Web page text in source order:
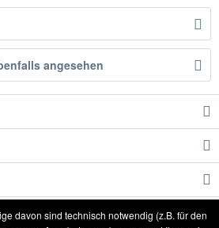
angesehen
davon sind technisch notwendig (z.B. für den